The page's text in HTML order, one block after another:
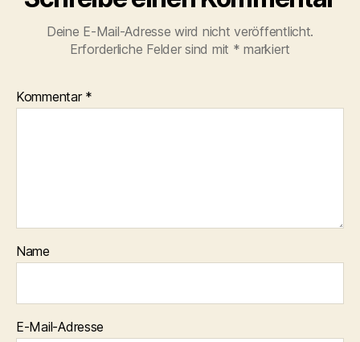
Deine E-Mail-Adresse wird nicht veröffentlicht.
Erforderliche Felder sind mit * markiert
Kommentar *
Name
E-Mail-Adresse